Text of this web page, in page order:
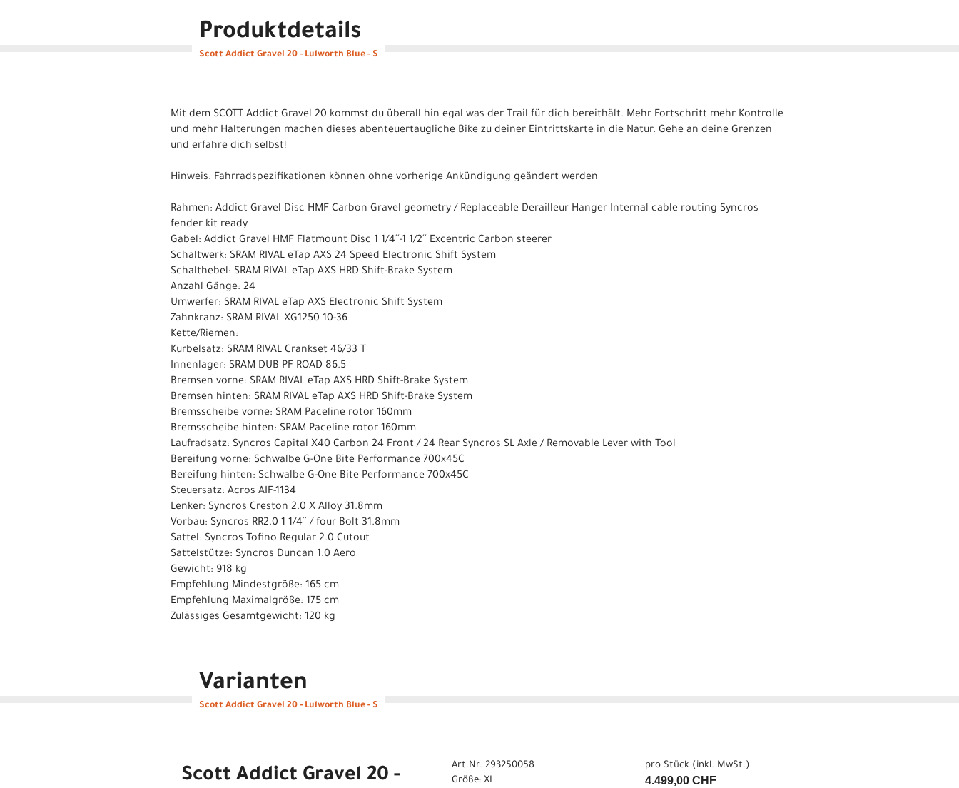
Produktdetails
Scott Addict Gravel 20 - Lulworth Blue - S
Mit dem SCOTT Addict Gravel 20 kommst du überall hin egal was der Trail für dich bereithält. Mehr Fortschritt mehr Kontrolle
und mehr Halterungen machen dieses abenteuertaugliche Bike zu deiner Eintrittskarte in die Natur. Gehe an deine Grenzen
und erfahre dich selbst!
Hinweis: Fahrradspezifikationen können ohne vorherige Ankündigung geändert werden
Rahmen: Addict Gravel Disc HMF Carbon Gravel geometry / Replaceable Derailleur Hanger Internal cable routing Syncros
fender kit ready
Gabel: Addict Gravel HMF Flatmount Disc 1 1/4´´-1 1/2´´ Excentric Carbon steerer
Schaltwerk: SRAM RIVAL eTap AXS 24 Speed Electronic Shift System
Schalthebel: SRAM RIVAL eTap AXS HRD Shift-Brake System
Anzahl Gänge: 24
Umwerfer: SRAM RIVAL eTap AXS Electronic Shift System
Zahnkranz: SRAM RIVAL XG1250 10-36
Kette/Riemen:
Kurbelsatz: SRAM RIVAL Crankset 46/33 T
Innenlager: SRAM DUB PF ROAD 86.5
Bremsen vorne: SRAM RIVAL eTap AXS HRD Shift-Brake System
Bremsen hinten: SRAM RIVAL eTap AXS HRD Shift-Brake System
Bremsscheibe vorne: SRAM Paceline rotor 160mm
Bremsscheibe hinten: SRAM Paceline rotor 160mm
Laufradsatz: Syncros Capital X40 Carbon 24 Front / 24 Rear Syncros SL Axle / Removable Lever with Tool
Bereifung vorne: Schwalbe G-One Bite Performance 700x45C
Bereifung hinten: Schwalbe G-One Bite Performance 700x45C
Steuersatz: Acros AIF-1134
Lenker: Syncros Creston 2.0 X Alloy 31.8mm
Vorbau: Syncros RR2.0 1 1/4´´ / four Bolt 31.8mm
Sattel: Syncros Tofino Regular 2.0 Cutout
Sattelstütze: Syncros Duncan 1.0 Aero
Gewicht: 918 kg
Empfehlung Mindestgröße: 165 cm
Empfehlung Maximalgröße: 175 cm
Zulässiges Gesamtgewicht: 120 kg
Varianten
Scott Addict Gravel 20 - Lulworth Blue - S
Scott Addict Gravel 20 -
Art.Nr. 293250058
Größe: XL
pro Stück (inkl. MwSt.)
4.499,00 CHF